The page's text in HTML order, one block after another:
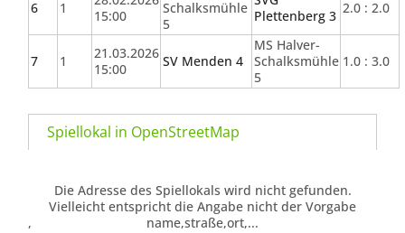
6 1
15:00
Schalksmühle
5
Plettenberg 3 2.0 : 2.0
7 1
21.03.2026
15:00
SV Menden 4
MS Halver-
Schalksmühle
5
1.0 : 3.0
Spiellokal in OpenStreetMap
Die Adresse des Spiellokals wird nicht gefunden.
Vielleicht entspricht die Angabe nicht der Vorgabe
name,straße,ort,...
,